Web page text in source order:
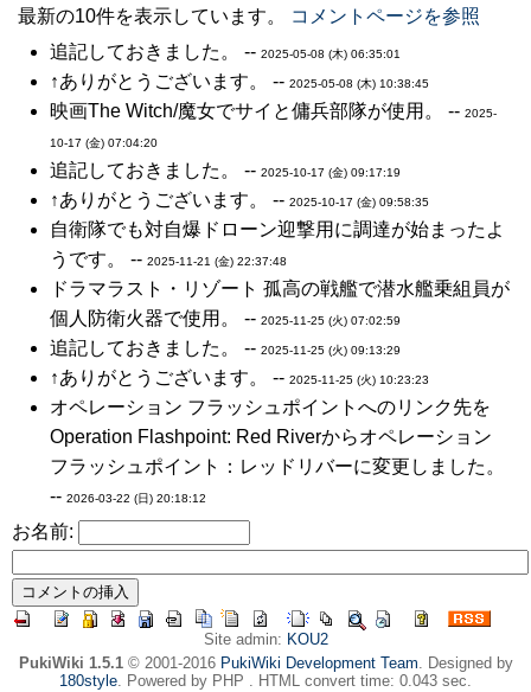
最新の10件を表示しています。
コメントページを参照
追記しておきました。 -- 2025-05-08 (木) 06:35:01
↑ありがとうございます。 -- 2025-05-08 (木) 10:38:45
映画The Witch/魔女でサイと傭兵部隊が使用。 -- 2025-
10-17 (金) 07:04:20
追記しておきました。 -- 2025-10-17 (金) 09:17:19
↑ありがとうございます。 -- 2025-10-17 (金) 09:58:35
自衛隊でも対自爆ドローン迎撃用に調達が始まったよ
うです。 -- 2025-11-21 (金) 22:37:48
ドラマラスト・リゾート 孤高の戦艦で潜水艦乗組員が
個人防衛火器で使用。 -- 2025-11-25 (火) 07:02:59
追記しておきました。 -- 2025-11-25 (火) 09:13:29
↑ありがとうございます。 -- 2025-11-25 (火) 10:23:23
オペレーション フラッシュポイントへのリンク先を
Operation Flashpoint: Red Riverからオペレーション
フラッシュポイント：レッドリバーに変更しました。
-- 2026-03-22 (日) 20:18:12
お名前:
Site admin: KOU2
PukiWiki 1.5.1© 2001-2016 PukiWiki Development Team. Designed by
180style. Powered by PHP . HTML convert time: 0.043 sec.